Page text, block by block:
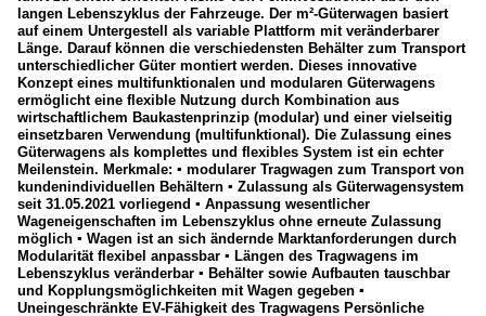
langen Lebenszyklus der Fahrzeuge. Der m²-Güterwagen basiert
auf einem Untergestell als variable Plattform mit veränderbarer
Länge. Darauf können die verschiedensten Behälter zum Transport
unterschiedlicher Güter montiert werden. Dieses innovative
Konzept eines multifunktionalen und modularen Güterwagens
ermöglicht eine flexible Nutzung durch Kombination aus
wirtschaftlichem Baukastenprinzip (modular) und einer vielseitig
einsetzbaren Verwendung (multifunktional). Die Zulassung eines
Güterwagens als komplettes und flexibles System ist ein echter
Meilenstein. Merkmale: ▪ modularer Tragwagen zum Transport von
kundenindividuellen Behältern ▪ Zulassung als Güterwagensystem
seit 31.05.2021 vorliegend ▪ Anpassung wesentlicher
Wageneigenschaften im Lebenszyklus ohne erneute Zulassung
möglich ▪ Wagen ist an sich ändernde Marktanforderungen durch
Modularität flexibel anpassbar ▪ Längen des Tragwagens im
Lebenszyklus veränderbar ▪ Behälter sowie Aufbauten tauschbar
und Kopplungsmöglichkeiten mit Wagen gegeben ▪
Uneingeschränkte EV-Fähigkeit des Tragwagens Persönliche